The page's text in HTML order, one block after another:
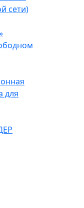
сети)
для